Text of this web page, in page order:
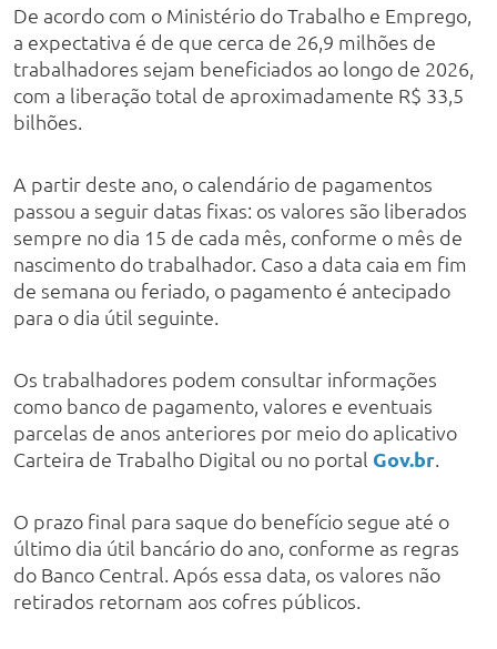
De acordo com o Ministério do Trabalho e Emprego,
a expectativa é de que cerca de 26,9 milhões de
trabalhadores sejam beneficiados ao longo de 2026,
com a liberação total de aproximadamente R$ 33,5
bilhões.
A partir deste ano, o calendário de pagamentos
passou a seguir datas fixas: os valores são liberados
sempre no dia 15 de cada mês, conforme o mês de
nascimento do trabalhador. Caso a data caia em fim
de semana ou feriado, o pagamento é antecipado
para o dia útil seguinte.
Os trabalhadores podem consultar informações
como banco de pagamento, valores e eventuais
parcelas de anos anteriores por meio do aplicativo
Carteira de Trabalho Digital ou no portal Gov.br.
O prazo final para saque do benefício segue até o
último dia útil bancário do ano, conforme as regras
do Banco Central. Após essa data, os valores não
retirados retornam aos cofres públicos.